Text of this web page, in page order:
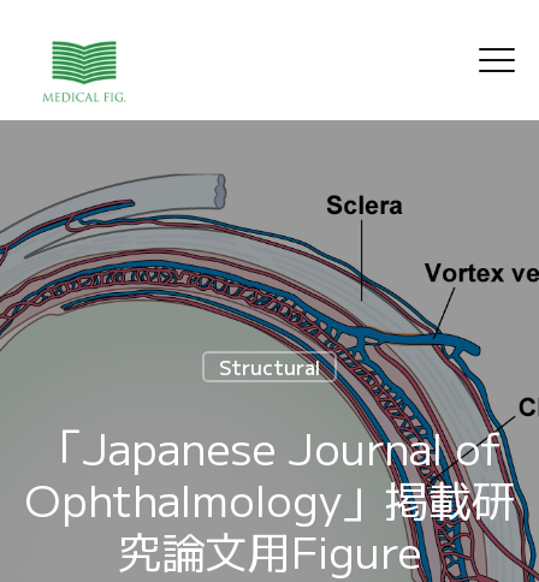
Structural
「Japanese Journal of
Ophthalmology」掲載研
究論文用Figure